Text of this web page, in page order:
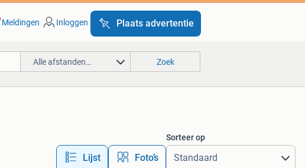
Meldingen Inloggen Plaats advertentie
Alle afstanden… Zoek
Lijst Foto’s
Sorteer op